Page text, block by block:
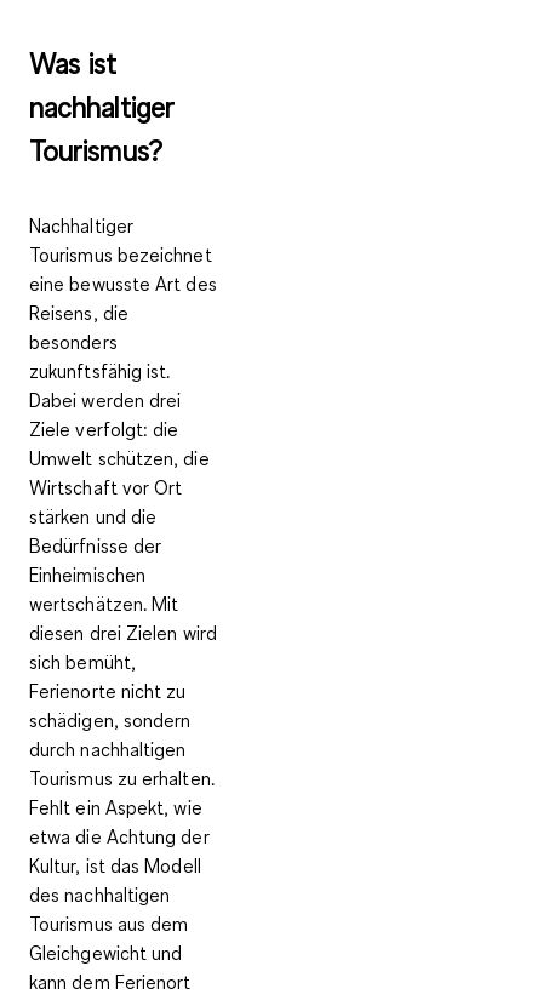
Was ist
nachhaltiger
Tourismus?
Nachhaltiger
Tourismus bezeichnet
eine bewusste Art des
Reisens, die
besonders
zukunftsfähig ist.
Dabei werden drei
Ziele verfolgt:die
Umwelt schützen, die
Wirtschaft vor Ort
stärken und die
Bedürfnisse der
Einheimischen
wertschätzen. Mit
diesen drei Zielen wird
sich bemüht,
Ferienorte nicht zu
schädigen, sondern
durch nachhaltigen
Tourismus zu erhalten.
Fehlt ein Aspekt, wie
etwa die Achtung der
Kultur, ist das Modell
des nachhaltigen
Tourismus aus dem
Gleichgewicht und
kann dem Ferienort